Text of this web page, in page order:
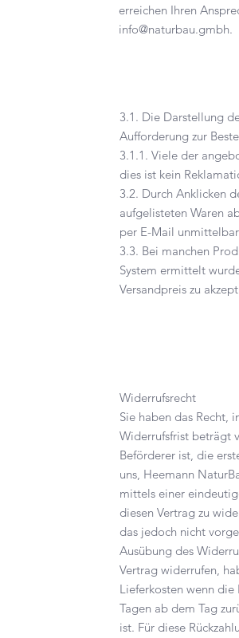
erreichen Ihren
info@naturbau.gmbh.
3.1. Die Darstellung
Aufforderung zur
3.1.1. Viele der
dies ist kein
3.2. Durch Anklicken
aufgelisteten Waren
per E-Mail
3.3. Bei manchen
System ermittelt
Versandpreis zu
Widerrufsrecht
Sie haben das Recht,
Widerrufsfrist beträgt
Beförderer ist, die
uns, Heemann
mittels einer
diesen Vertrag zu
das jedoch nicht
Ausübung des
Vertrag widerrufen,
Lieferkosten wenn
Tagen ab dem Tag
ist. Für diese